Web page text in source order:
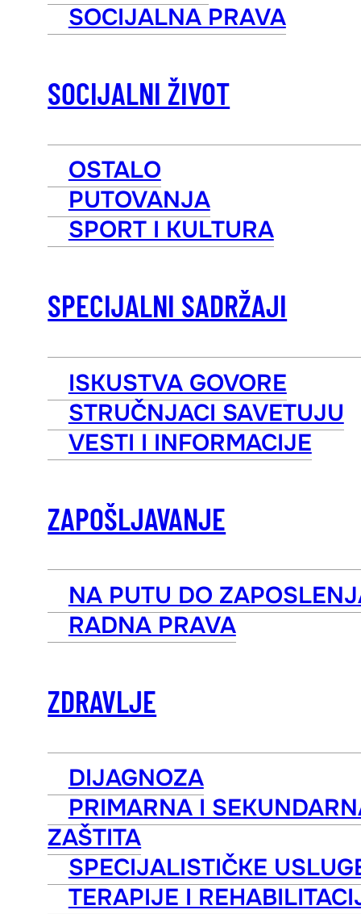
SOCIJALNA PRAVA
SOCIJALNI ŽIVOT
OSTALO
PUTOVANJA
SPORT I KULTURA
SPECIJALNI SADRŽAJI
ISKUSTVA GOVORE
STRUČNJACI SAVETUJU
VESTI I INFORMACIJE
ZAPOŠLJAVANJE
NA PUTU DO
RADNA PRAVA
ZDRAVLJE
DIJAGNOZA
PRIMARNA I
ZAŠTITA
SPECIJALISTIČKE
TERAPIJE I